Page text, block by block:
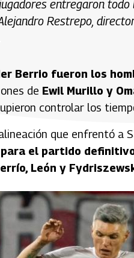
entregaron
Restrepo,
Berrio fueron los
de Ewil Murillo y
controlar los
que enfrentó a
el partido
León y